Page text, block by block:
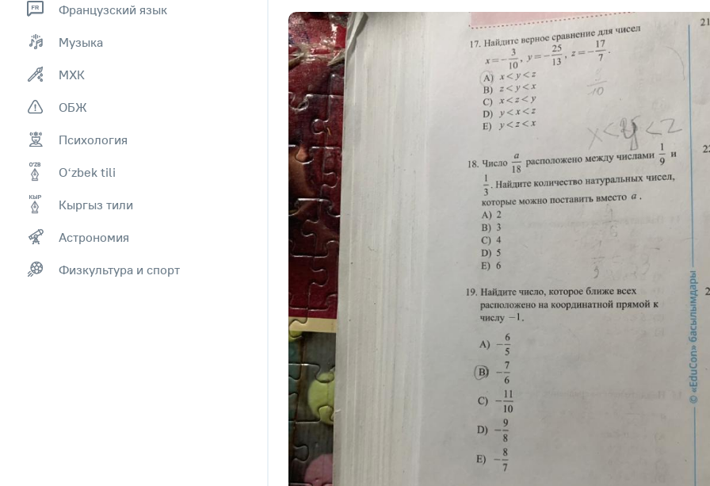
Французский язык
Музыка
МХК
ОБЖ
Психология
Оʻzbek tili
Кыргыз тили
Астрономия
Физкультура и спорт